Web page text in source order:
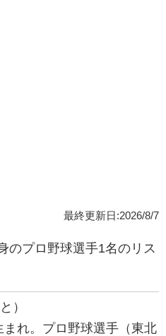
最終更新日:2026/8/7
のプロ野球選手1名のリス
）
れ。プロ野球選手（東北